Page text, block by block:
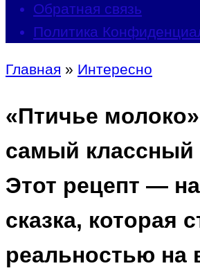
Обратная связь
Политика
Главная » Интересно
«Птичье
самый классный
Этот рецепт —
сказка, которая
реальностью на